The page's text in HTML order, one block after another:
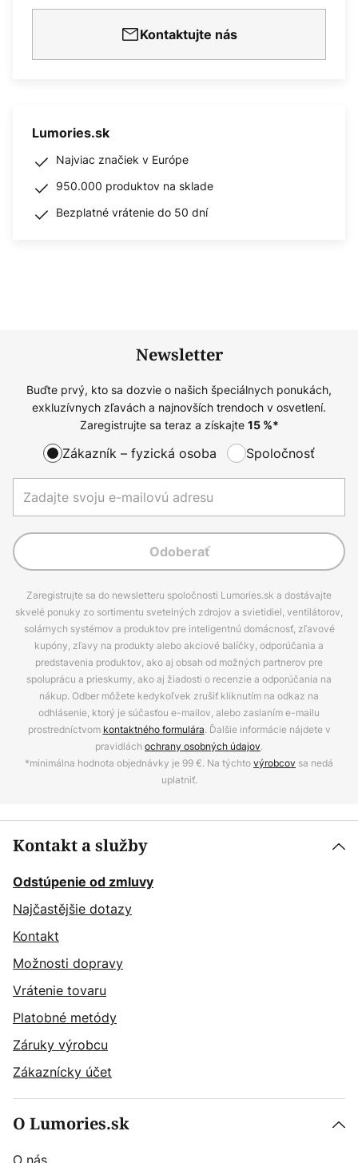
Kontaktujte nás
Lumories.sk
Najviac značiek v Európe
950.000 produktov na sklade
Bezplatné vrátenie do 50 dní
Newsletter
Buďte prvý, kto sa dozvie o našich špeciálnych ponukách,
exkluzívnych zľavách a najnovších trendoch v osvetlení.
Zaregistrujte sa teraz a získajte 15%*
Zákazník – fyzická osoba Spoločnosť
Odoberať
Zaregistrujte sa do newsletteru spoločnosti Lumories.sk a dostávajte
skvelé ponuky zo sortimentu svetelných zdrojov a svietidiel, ventilátorov,
solárnych systémov a produktov pre inteligentnú domácnosť, zľavové
kupóny, zľavy na produkty alebo akciové balíčky, odporúčania a
predstavenia produktov, ako aj obsah od možných partnerov pre
spoluprácu a prieskumy, ako aj žiadosti o recenzie a odporúčania na
nákup. Odber môžete kedykoľvek zrušiť kliknutím na odkaz na
odhlásenie, ktorý je súčasťou e-mailov, alebo zaslaním e-mailu
prostredníctvom kontaktného formulára. Ďalšie informácie nájdete v
pravidlách ochrany osobných údajov.
*minimálna hodnota objednávky je 99 €. Na týchtovýrobcov sa nedá
uplatniť.
Kontakt a služby
Odstúpenie od zmluvy
Najčastějšie dotazy
Kontakt
Možnosti dopravy
Vrátenie tovaru
Platobné metódy
Záruky výrobcu
Zákaznícky účet
O Lumories.sk